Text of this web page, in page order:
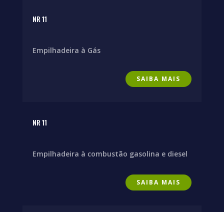
NR 11
Empilhadeira à Gás
SAIBA MAIS
NR 11
Empilhadeira à combustão gasolina e diesel
SAIBA MAIS